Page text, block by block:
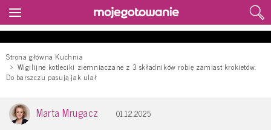
Strona główna Kuchnia
Wigilijne kotleciki ziemniaczane z 3 składników robię zamiast krokietów.
Do barszczu pasują jak ulał
Marta Mrugacz 01.12.2025